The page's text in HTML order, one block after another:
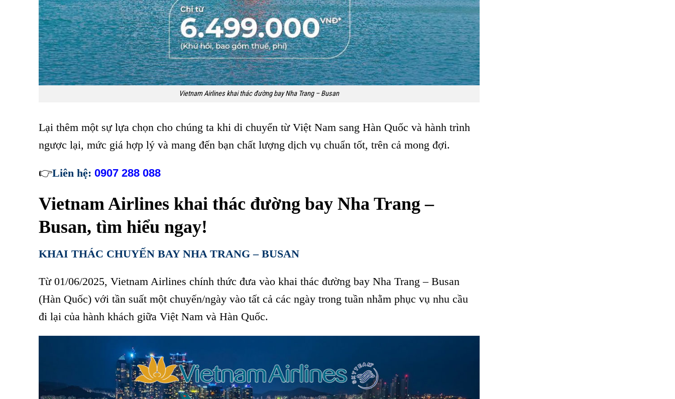
Vietnam Airlines khai thác đường bay Nha Trang – Busan
Lại thêm một sự lựa chọn cho chúng ta khi di chuyển từ Việt Nam sang Hàn Quốc và hành trình
ngược lại, mức giá hợp lý và mang đến bạn chất lượng dịch vụ chuẩn tốt, trên cả mong đợi.
👉Liên hệ: 0907 288 088
Vietnam Airlines khai thác đường bay Nha Trang –
Busan, tìm hiểu ngay!
KHAI THÁC CHUYẾN BAY NHA TRANG – BUSAN
Từ 01/06/2025, Vietnam Airlines chính thức đưa vào khai thác đường bay Nha Trang – Busan
(Hàn Quốc) với tần suất một chuyến/ngày vào tất cả các ngày trong tuần nhằm phục vụ nhu cầu
đi lại của hành khách giữa Việt Nam và Hàn Quốc.